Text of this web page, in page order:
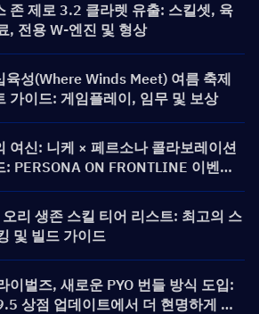
존 제로 3.2 클라렛 유출: 스킬셋, 육
, 전용 W-엔진 및 형상
육성(Where Winds Meet) 여름 축제
가이드: 게임플레이, 임무 및 보상
여신: 니케 × 페르소나 콜라보레이션
: PERSONA ON FRONTLINE 이벤트,
, 모집 및 보상
리 생존 스킬 티어 리스트: 최고의 스
및 빌드 가이드
이벌즈, 새로운 PYO 번들 방식 도입:
상점 업데이트에서 더 현명하게 구